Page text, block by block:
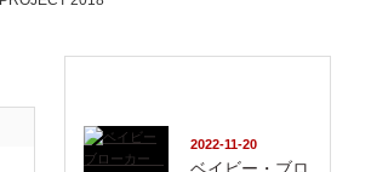
2022-11-20